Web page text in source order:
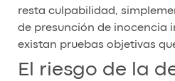
resta culpabilidad,
de presunción de inocencia
existan pruebas objetivas
El riesgo de la